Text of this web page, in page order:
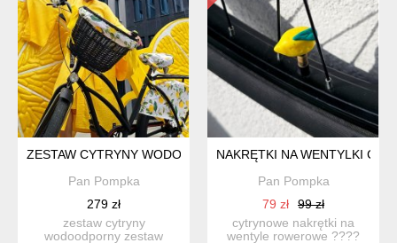
ZESTAW CYTRYNY WODOODPORNA
Pan Pompka
279 zł
zestaw cytryny
wodoodporny zestaw
NAKRĘTKI NA WENTYLKI
Pan Pompka
79 zł
99 zł
cytrynowe nakrętki na
wentyle rowerowe ????